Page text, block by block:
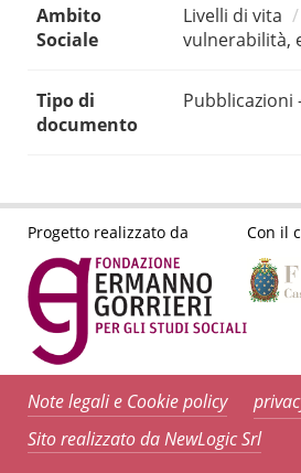
Ambito
Sociale
Livelli di vita
vulnerabilità,
Tipo di
documento
Pubblicazioni
Progetto realizzato da Con il
Note legali e Cookie policy
Sito realizzato da NewLogic Srl